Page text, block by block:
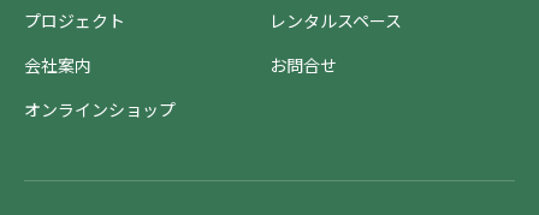
プロジェクト
レンタルスペース
会社案内
お問合せ
オンラインショップ